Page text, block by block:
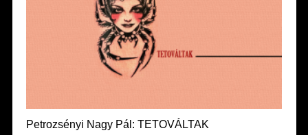
Petrozsényi Nagy Pál: TETOVÁLTAK